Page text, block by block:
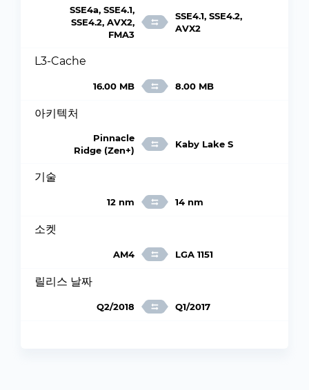
SSE4a, SSE4.1,
SSE4.2, AVX2,
FMA3
SSE4.1, SSE4.2,
AVX2
L3-Cache
16.00 MB 8.00 MB
아키텍처
Pinnacle
Ridge (Zen+)
Kaby Lake S
기술
12 nm 14 nm
소켓
AM4 LGA 1151
릴리스 날짜
Q2/2018 Q1/2017